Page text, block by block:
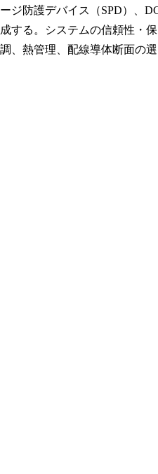
ジ防護デバイス（SPD）、
する。システムの信頼性・保
、熱管理、配線導体断面の選